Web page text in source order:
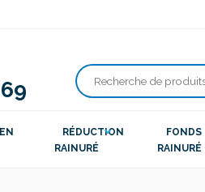
Recherche
RÉDUCTION
RAINURÉ
FONDS
RAINURÉ